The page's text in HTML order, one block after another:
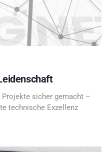
Projekte sicher gemacht –
technische Exzellenz